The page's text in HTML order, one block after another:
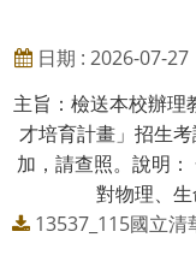
日期 : 2026-07-27
主旨：檢送本校辦理
才培育計畫」招生
加，請查照。說明
對物理、
13537_115國立